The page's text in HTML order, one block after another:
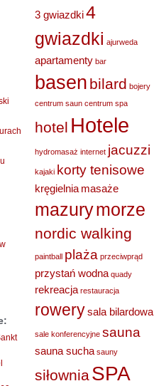
3 gwiazdki4
gwiazdki ajurweda
apartamenty bar
basen bilard bojery
centrum saun centrum spa
hotel Hotele
hydromasaż internet jacuzzi
kajaki korty tenisowe
kręgielnia masaże
mazurymorze
nordic walking
paintball plaża przeciwprąd
przystań wodna quady
rekreacja restauracja
rowerysala bilardowa
sale konferencyjne sauna
sauna sucha sauny
siłowniaSPA